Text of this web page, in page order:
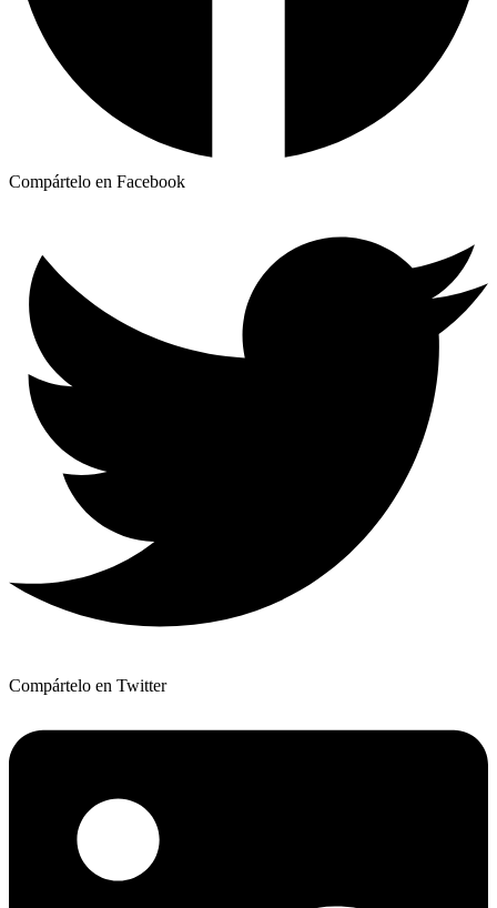
Compártelo en Facebook
Compártelo en Twitter